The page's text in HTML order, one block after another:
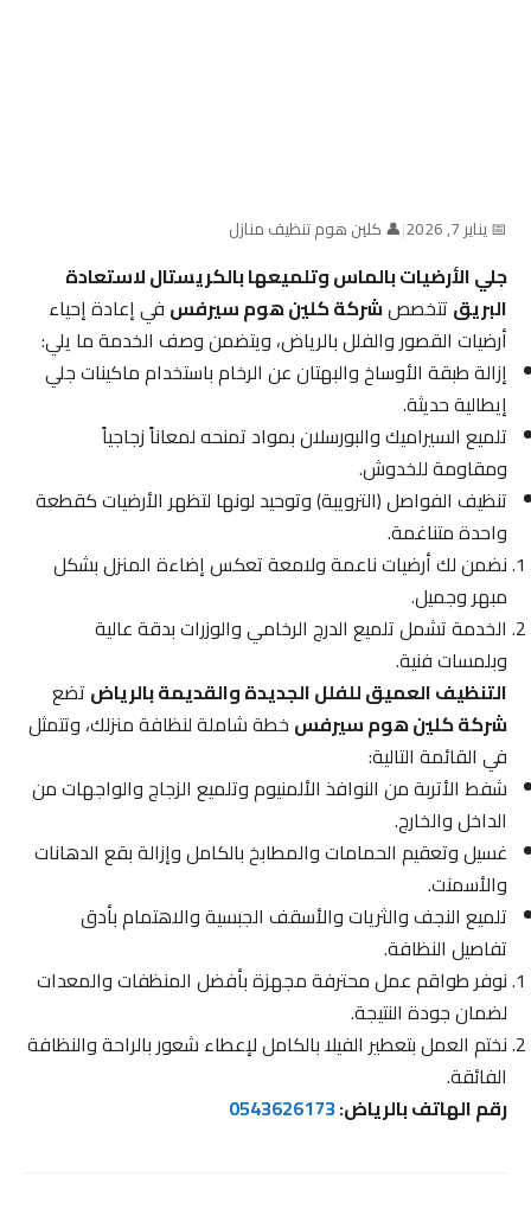
📅 يناير 7, 2026 |👤 كلين هوم تنظيف منازل
جلي الأرضيات بالماس وتلميعها بالكريستال لاستعادة
البريقتتخصصشركة كلين هوم سيرفسفي إعادة إحياء
أرضيات القصور والفلل بالرياض، ويتضمن وصف الخدمة ما يلي:
إزالة طبقة الأوساخ والبهتان عن الرخام باستخدام ماكينات جلي
إيطالية حديثة.
تلميع السيراميك والبورسلان بمواد تمنحه لمعاناً زجاجياً
ومقاومة للخدوش.
تنظيف الفواصل (الترويبة) وتوحيد لونها لتظهر الأرضيات كقطعة
واحدة متناغمة.
نضمن لك أرضيات ناعمة ولامعة تعكس إضاءة المنزل بشكل
مبهر وجميل.
الخدمة تشمل تلميع الدرج الرخامي والوزرات بدقة عالية
وبلمسات فنية.
التنظيف العميق للفلل الجديدة والقديمة بالرياضتضع
شركة كلين هوم سيرفسخطة شاملة لنظافة منزلك، وتتمثل
في القائمة التالية:
شفط الأتربة من النوافذ الألمنيوم وتلميع الزجاج والواجهات من
الداخل والخارج.
غسيل وتعقيم الحمامات والمطابخ بالكامل وإزالة بقع الدهانات
والأسمنت.
تلميع النجف والثريات والأسقف الجبسية والاهتمام بأدق
تفاصيل النظافة.
نوفر طواقم عمل محترفة مجهزة بأفضل المنظفات والمعدات
لضمان جودة النتيجة.
نختم العمل بتعطير الفيلا بالكامل لإعطاء شعور بالراحة والنظافة
الفائقة.
رقم الهاتف بالرياض:0543626173